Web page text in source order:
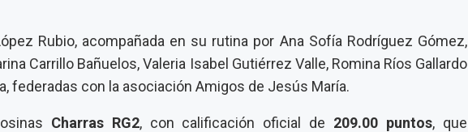
Rubio, acompañada en su rutina por Ana Sofía Rodríguez Gómez,
Carrillo Bañuelos, Valeria Isabel Gutiérrez Valle, Romina Ríos Gallardo
federadas con la asociación Amigos de Jesús María.
Charras RG2, con calificación oficial de 209.00 puntos, que